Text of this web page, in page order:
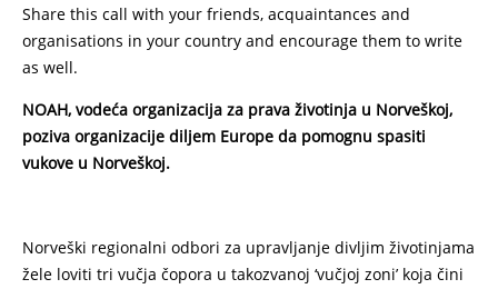
Share this call with your friends, acquaintances and
organisations in your country and encourage them to write
as well.
NOAH, vodeća organizacija za prava životinja u Norveškoj,
poziva organizacije diljem Europe da pomognu spasiti
vukove u Norveškoj.
Norveški regionalni odbori za upravljanje divljim životinjama
žele loviti tri vučja čopora u takozvanoj ‘vučjoj zoni’ koja čini